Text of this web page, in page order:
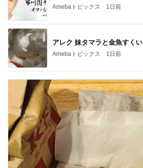
Amebaトピックス 1日前
アレク 妹タマラと金魚すくい
Amebaトピックス 1日前